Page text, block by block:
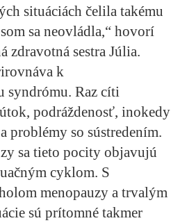
situáciách čelila takému
sa neovládla,“ hovorí
zdravotná sestra Júlia.
k
syndrómu. Raz cíti
podráždenosť, inokedy
problémy so sústredením.
sa tieto pocity objavujú
cyklom. S
menopauzy a trvalým
sú prítomné takmer